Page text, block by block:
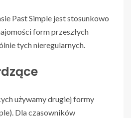
Past Simple jest stosunkowo
form przeszłych
tych nieregularnych.
używamy drugiej formy
Dla czasowników